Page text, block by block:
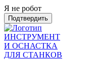
Я не робот
Подтвердить
ИНСТРУМЕНТ
И ОСНАСТКА
ДЛЯ СТАНКОВ